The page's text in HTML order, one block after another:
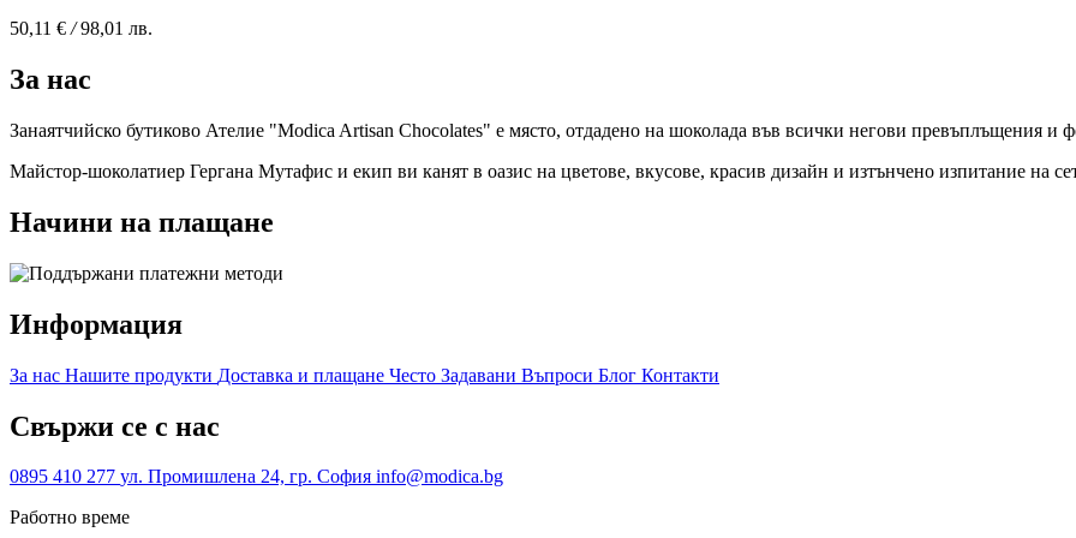
50,11 € /98,01 лв.
За нас
Занаятчийско бутиково Ателие "Modica Artisan Chocolates" е място, отдадено на шоколада във всички негови превъплъщения и
Майстор-шоколатиер Гергана Мутафис и екип ви канят в оазис на цветове, вкусове, красив дизайн и изтънчено изпитание на
Начини на плащане
Информация
За нас Нашите продукти Доставка и плащане Често Задавани Въпроси Блог Контакти
Свържи се с нас
0895 410 277 ул. Промишлена 24, гр. София info@modica.bg
Работно време